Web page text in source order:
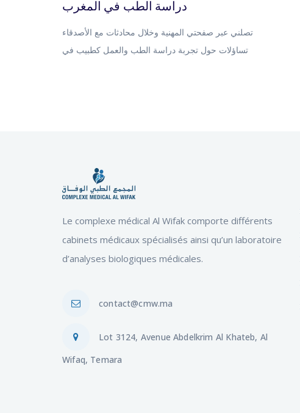
دراسة الطب في المغرب
تصلني عبر صفحتي المهنية وخلال محادثات مع الأصدقاء
تساؤلات حول تجربة دراسة الطب والعمل كطبيب في
Le complexe médical Al Wifak comporte différents
cabinets médicaux spécialisés ainsi qu’un laboratoire
d’analyses biologiques médicales.
contact@cmw.ma
Lot 3124, Avenue Abdelkrim Al Khateb, Al
Wifaq, Temara